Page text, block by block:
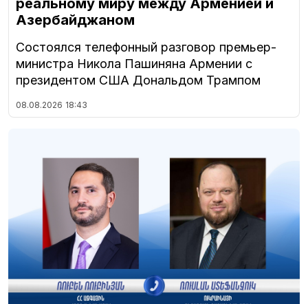
Азербайджаном
Состоялся телефонный разговор премьер-
министра Никола Пашиняна Армении с
президентом США Дональдом Трампом
08.08.2026 18:43